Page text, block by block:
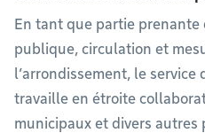
En tant que partie prenante
publique, circulation et
l’arrondissement, le
travaille en étroite
municipaux et divers autres